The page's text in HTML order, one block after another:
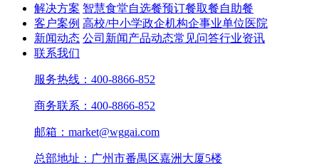
解决方案 智慧食堂自选餐预订餐取餐自助餐
客户案例 高校/中小学政企机构企事业单位医院
新闻动态 公司新闻产品动态常见问答行业资讯
联系我们
服务热线：400-8866-852
商务联系：400-8866-852
邮箱：market@wggai.com
总部地址：广州市番禺区嘉洲大厦5楼